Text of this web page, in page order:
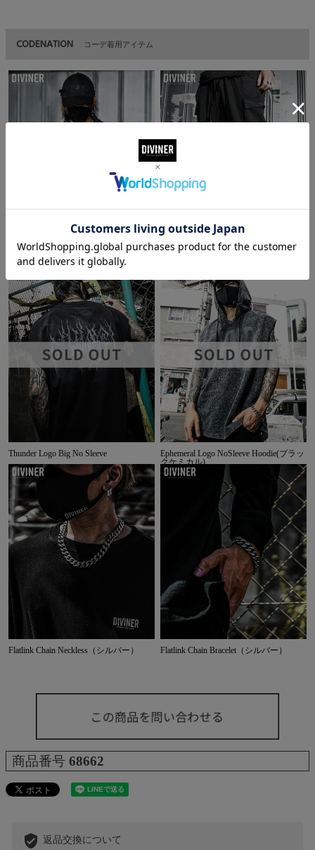
CODENATION コーデ着用アイテム
Erosion Metal Plate TEE Erosion 2Way Cargo Shorts
Thunder Logo Big No Sleeve
Ephemeral Logo NoSleeve Hoodie(ブラッ
クケミカル)
Flatlink Chain Neckless（シルバー） Flatlink Chain Bracelet（シルバー）
商品番号 68662
verified_user 返品交換について